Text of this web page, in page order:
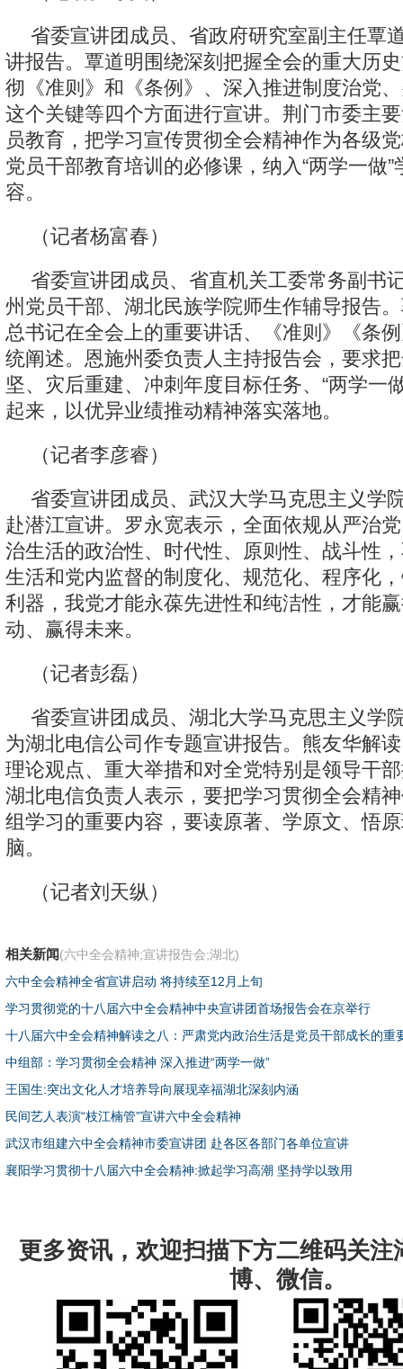
省委宣讲团成员、省政府研究室副主任覃
讲报告。覃道明围绕深刻把握全会的重大历
彻《准则》和《条例》、深入推进制度治党
这个关键等四个方面进行宣讲。荆门市委主
员教育，把学习宣传贯彻全会精神作为各级
党员干部教育培训的必修课，纳入“两学一做
容。
（记者杨富春）
省委宣讲团成员、省直机关工委常务副书
州党员干部、湖北民族学院师生作辅导报告
总书记在全会上的重要讲话、《准则》《条
统阐述。恩施州委负责人主持报告会，要求
坚、灾后重建、冲刺年度目标任务、“两学一
起来，以优异业绩推动精神落实落地。
（记者李彦睿）
省委宣讲团成员、武汉大学马克思主义学
赴潜江宣讲。罗永宽表示，全面依规从严治
治生活的政治性、时代性、原则性、战斗性
生活和党内监督的制度化、规范化、程序化
利器，我党才能永葆先进性和纯洁性，才能
动、赢得未来。
（记者彭磊）
省委宣讲团成员、湖北大学马克思主义学
为湖北电信公司作专题宣讲报告。熊友华解
理论观点、重大举措和对全党特别是领导干
湖北电信负责人表示，要把学习贯彻全会精
组学习的重要内容，要读原著、学原文、悟
脑。
（记者刘天纵）
相关新闻(六中全会精神;宣讲报告会;湖北)
六中全会精神全省宣讲启动 将持续至12月上旬
学习贯彻党的十八届六中全会精神中央宣讲团首场报告会在京举行
十八届六中全会精神解读之八：严肃党内政治生活是党员干部成长的重
中组部：学习贯彻全会精神 深入推进“两学一做”
王国生:突出文化人才培养导向展现幸福湖北深刻内涵
民间艺人表演“枝江楠管”宣讲六中全会精神
武汉市组建六中全会精神市委宣讲团 赴各区各部门各单位宣讲
襄阳学习贯彻十八届六中全会精神:掀起学习高潮 坚持学以致用
更多资讯，欢迎扫描下方二维码关注
博、微信。